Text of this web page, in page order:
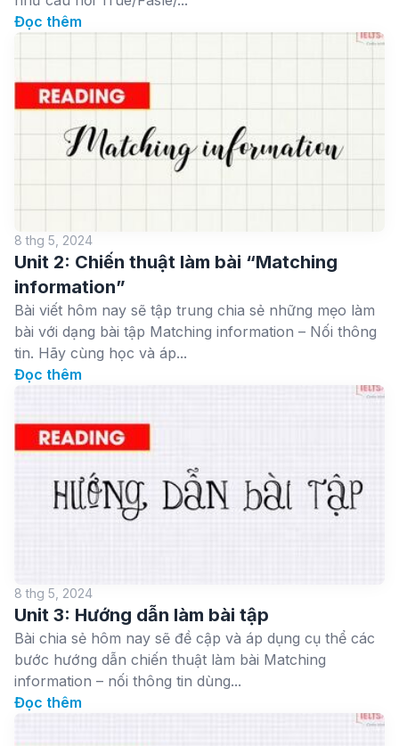
Đọc thêm
8 thg 5, 2024
Unit 2: Chiến thuật làm bài “Matching
information”
Bài viết hôm nay sẽ tập trung chia sẻ những mẹo làm
bài với dạng bài tập Matching information – Nối thông
tin. Hãy cùng học và áp...
Đọc thêm
8 thg 5, 2024
Unit 3: Hướng dẫn làm bài tập
Bài chia sẻ hôm nay sẽ đề cập và áp dụng cụ thể các
bước hướng dẫn chiến thuật làm bài Matching
information – nối thông tin dùng...
Đọc thêm